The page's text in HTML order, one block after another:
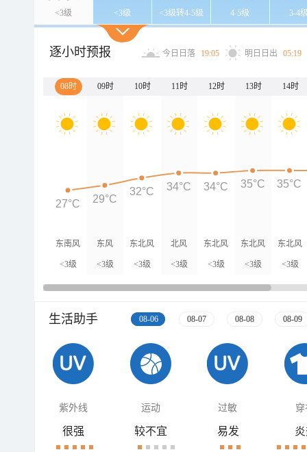
<3级 <3级 <3级转4-5级 4-5级 3-4
逐小时预报 今日日落 19:05 明日日出 05:19
08时 09时 10时 11时 12时 13时 14时
东南风
<3级
东风
<3级
东北风
<3级
北风
<3级
东北风
<3级
东北风
<3级
东北风
<3级
27°C 29°C
32°C 34°C 34°C 35°C 35°C
生活助手 08-06 08-07 08-08 08-09
紫外线 运动 过敏 穿
很强 较不宜 易发